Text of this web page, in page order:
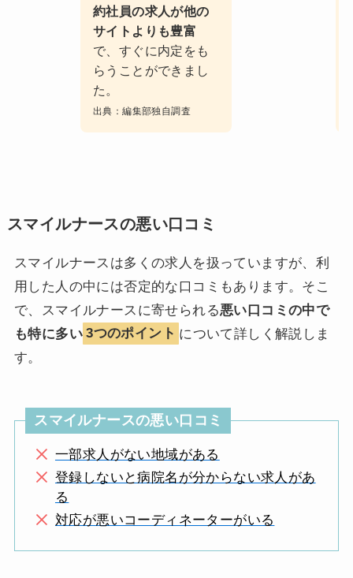
約社員の求人が他の
サイトよりも豊富
で、すぐに内定をも
らうことができまし
た。
出典：編集部独自調査
スマイルナースの悪い口コミ
スマイルナースは多くの求人を扱っていますが、利
用した人の中には否定的な口コミもあります。そこ
で、スマイルナースに寄せられる悪い口コミの中で
も特に多い 3つのポイント について詳しく解説しま
す。
スマイルナースの悪い口コミ
一部求人がない地域がある
登録しないと病院名が分からない求人があ
る
対応が悪いコーディネーターがいる